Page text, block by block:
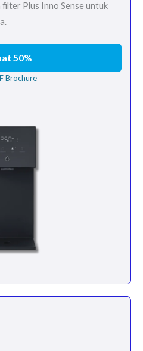
Plus Inno Sense untuk
50%
Brochure